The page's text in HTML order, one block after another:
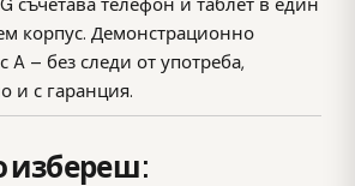
съчетава телефон и таблет в един
корпус. Демонстрационно
A – без следи от употреба,
и с гаранция.
избереш: